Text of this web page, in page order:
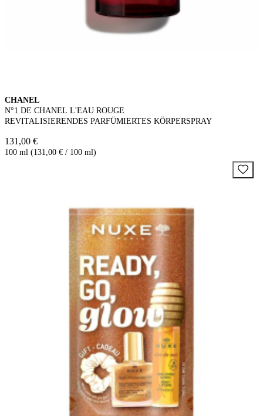
CHANEL
N°1 DE CHANEL L'EAU ROUGE
REVITALISIERENDES PARFÜMIERTES KÖRPERSPRAY
131,00 €
100 ml (131,00 € / 100 ml)